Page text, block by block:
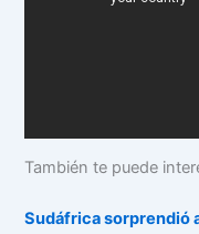
También te puede
Sudáfrica sorprendió